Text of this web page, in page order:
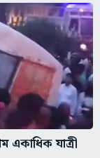
একাধিক যাত্রী